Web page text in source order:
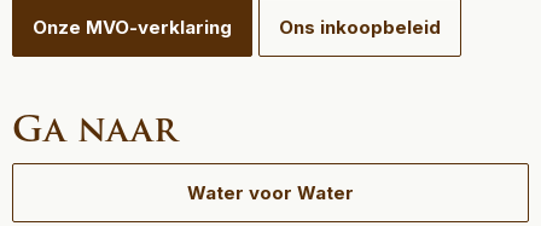
Onze MVO-verklaring Ons inkoopbeleid
Ga naar
Water voor Water